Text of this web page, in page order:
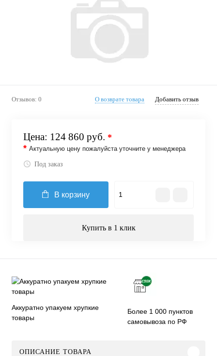
Отзывов: 0 О возврате товара Добавить отзыв
Цена: 124 860 руб. *
* Актуальную цену пожалуйста уточните у менеджера
Под заказ
В корзину
Купить в 1 клик
Аккуратно упакуем хрупкие
товары
Более 1 000 пунктов
самовывоза по РФ
ОПИСАНИЕ ТОВАРА